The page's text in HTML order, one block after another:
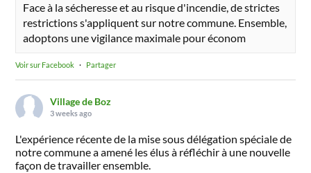
Face à la sécheresse et au risque d'incendie, de strictes
restrictions s'appliquent sur notre commune. Ensemble,
adoptons une vigilance maximale pour économ
Voir sur Facebook · Partager
Village de Boz
3 weeks ago
L'expérience récente de la mise sous délégation spéciale de
notre commune a amené les élus à réfléchir à une nouvelle
façon de travailler ensemble.